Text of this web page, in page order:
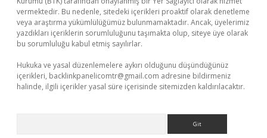
vermektedir. Bu nedenle, sitedeki içerikleri proaktif olarak denetleme
veya araştırma yükümlülüğümüz bulunmamaktadır. Ancak, üyelerimiz
yazdıkları içeriklerin sorumluluğunu taşımakta olup, siteye üye olarak
bu sorumluluğu kabul etmiş sayılırlar.
Hukuka ve yasal düzenlemelere aykırı olduğunu düşündüğünüz
içerikleri, backlinkpanelicomtr@gmail.com adresine bildirmeniz
halinde, ilgili içerikler yasal süre içerisinde sitemizden kaldırılacaktır.